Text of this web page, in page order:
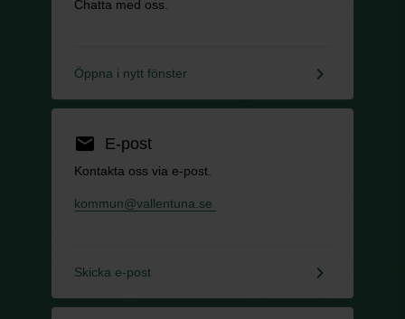
Chatta med oss.
Öppna i nytt fönster keyboard_arrow_right
email E-post
Kontakta oss via e-post.
kommun@vallentuna.se
Skicka e-post keyboard_arrow_right